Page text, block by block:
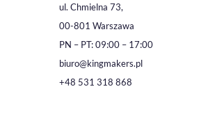
ul. Chmielna 73,
00-801 Warszawa
PN – PT: 09:00 – 17:00
biuro@kingmakers.pl
+48 531 318 868